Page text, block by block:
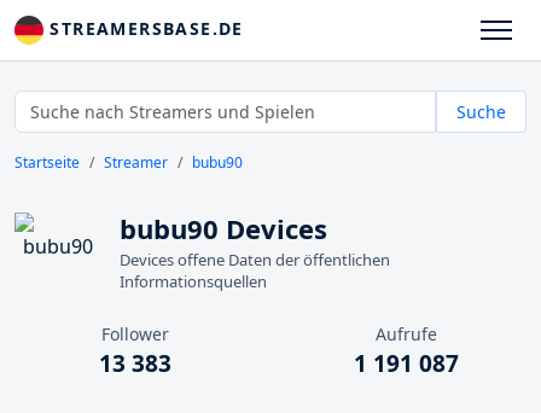
STREAMERSBASE.DE
Suche
Startseite Streamer bubu90
bubu90 Devices
Devices offene Daten der öffentlichen
Informationsquellen
Follower
13 383
Aufrufe
1 191 087